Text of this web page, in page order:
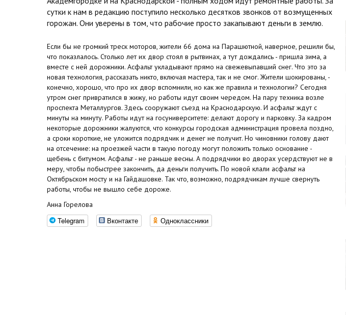
сутки к нам в редакцию поступило несколько десятков звонков от возмущенных
горожан. Они уверены в том, что рабочие просто закапывают деньги в землю.
Если бы не громкий треск моторов, жители 66 дома на Парашютной, наверное, решили бы,
что показлалось. Столько лет их двор стоял в рытвинах, а тут дождались - пришла зима, а
вместе с ней дорожники. Асфальт укладывают прямо на свежевыпавший снег. Что это за
новая технология, рассказать никто, включая мастера, так и не смог. Жители шокированы, -
конечно, хорошо, что про их двор вспомнили, но как же правила и технологии? Сегодня
утром снег привратился в жижу, но работы идут своим чередом. На пару техника возле
проспекта Металлургов. Здесь сооружают съезд на Краснодарскую. И асфальт ждут с
минуты на минуту. Работы идут на госуниверситете: делают дорогу и парковку. За кадром
некоторые дорожники жалуются, что конкурсы городская администрация провела поздно,
а сроки короткие, не уложится подрядчик и денег не получит. Но чиновники голову дают
на отсечение: на проезжей части в такую погоду могут положить только основание -
щебень с битумом. Асфальт - не раньше весны. А подрядчики во дворах усердствуют не в
меру, чтобы побыстрее закончить, да деньги получить. По новой клали асфальт на
Октябрьском мосту и на Гайдашовке. Так что, возможно, подрядчикам лучше свернуть
работы, чтобы не вышло себе дороже.
Анна Горелова
Telegram Вконтакте Одноклассники